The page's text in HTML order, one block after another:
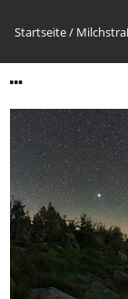
Startseite/